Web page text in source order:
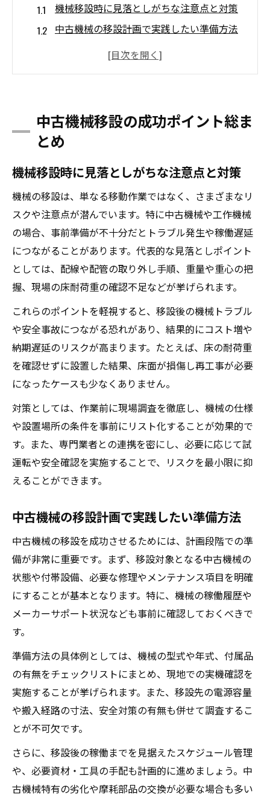
機械移設時に見落としがちな注意点と対策
中古機械の移設計画で実践したい準備方法
工作機械移設に必要な現場確認と最適な手
夫
工作機械の中古選定で失敗しない秘訣
機械選定時に重視すべきポイントと見極め
中古工作機械の価格動向と賢い購入タイミ
ング
機械の状態を正確に判断するための確認項
目
オークション活用で得する中古機械の選び
販売店選びで失敗しないための機械情報収
集術
機械移設を円滑に進める実践ノウハウ
機械移設の流れを理解し効率化を図る方法
現場で役立つ機械移設スケジュール管理術
中古機械移設時のスタッフ連携強化ポイン
ト
トラブルを防ぐための機械事前チェックリ
スト
信頼できる中古機械の見極め方とは
機械の信頼性を見抜くための基本チェック
項目
中古機械の状態把握で重視すべきポイント
専門家が教える安心な機械選定のコツ
オークション利用時に避けたい機械の特徴
移設作業で注意すべき安全対策ガイド
機械移設時に欠かせない安全管理の基本
現場作業者が実践する機械の安全対策法
中古機械移設で重要なリスク予防ポイント
安全装置の確認と機械点検の徹底方法
事故防止に役立つ移設前後の機械メンテ術
最新市場動向から考える工作機械選び
中古機械移設の成功ポイント総ま
とめ
機械移設時に見落としがちな注意点と対策
機械の移設は、単なる移動作業ではなく、さまざまなリ
スクや注意点が潜んでいます。特に中古機械や工作機械
の場合、事前準備が不十分だとトラブル発生や稼働遅延
につながることがあります。代表的な見落としポイント
としては、配線や配管の取り外し手順、重量や重心の把
握、現場の床耐荷重の確認不足などが挙げられます。
これらのポイントを軽視すると、移設後の機械トラブル
や安全事故につながる恐れがあり、結果的にコスト増や
納期遅延のリスクが高まります。たとえば、床の耐荷重
を確認せずに設置した結果、床面が損傷し再工事が必要
になったケースも少なくありません。
対策としては、作業前に現場調査を徹底し、機械の仕様
や設置場所の条件を事前にリスト化することが効果的で
す。また、専門業者との連携を密にし、必要に応じて試
運転や安全確認を実施することで、リスクを最小限に抑
えることができます。
中古機械の移設計画で実践したい準備方法
中古機械の移設を成功させるためには、計画段階での準
備が非常に重要です。まず、移設対象となる中古機械の
状態や付帯設備、必要な修理やメンテナンス項目を明確
にすることが基本となります。特に、機械の稼働履歴や
メーカーサポート状況なども事前に確認しておくべきで
す。
準備方法の具体例としては、機械の型式や年式、付属品
の有無をチェックリストにまとめ、現地での実機確認を
実施することが挙げられます。また、移設先の電源容量
や搬入経路の寸法、安全対策の有無も併せて調査するこ
とが不可欠です。
さらに、移設後の稼働までを見据えたスケジュール管理
や、必要資材・工具の手配も計画的に進めましょう。中
古機械特有の劣化や摩耗部品の交換が必要な場合も多い